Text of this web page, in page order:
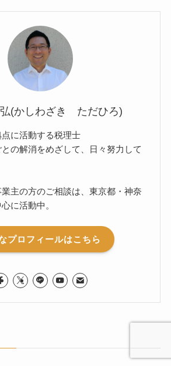
(かしわざき ただひろ)
に活動する税理士
の解消をめざして、日々努力して
主の方のご相談は、東京都・神奈
に活動中。
プロフィールはこちら